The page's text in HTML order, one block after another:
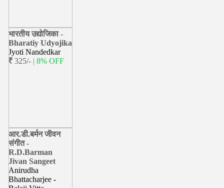
भारतीय उद्योजिका -
Bharatiy Udyojika
Jyoti Nandedkar
325/- | 8% OFF
आर.डी.बर्मन जीवन
संगीत -
R.D.Barman
Jivan Sangeet
Anirudha
Bhattacharjee -